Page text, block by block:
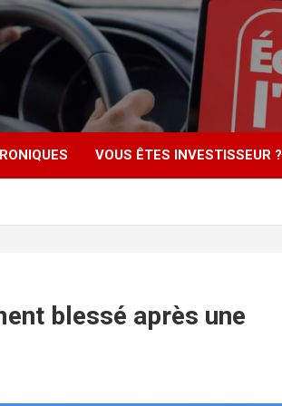
VOUS ÊTES INVESTISSEUR ?
blessé après une